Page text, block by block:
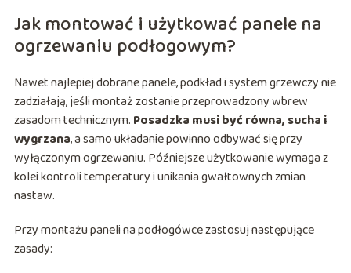
Jak montować i użytkować panele na
ogrzewaniu podłogowym?
Nawet najlepiej dobrane panele, podkład i system grzewczy nie
zadziałają, jeśli montaż zostanie przeprowadzony wbrew
zasadom technicznym. Posadzka musi być równa, sucha i
wygrzana, a samo układanie powinno odbywać się przy
wyłączonym ogrzewaniu. Późniejsze użytkowanie wymaga z
kolei kontroli temperatury i unikania gwałtownych zmian
nastaw.
Przy montażu paneli na podłogówce zastosuj następujące
zasady: